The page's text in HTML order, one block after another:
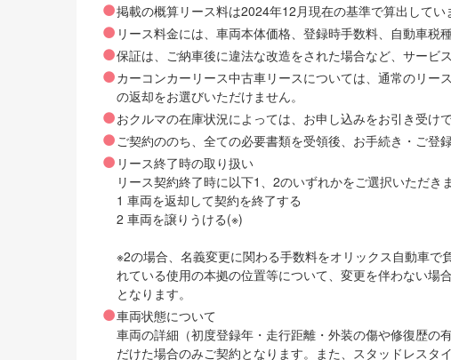
掲載の概算リース料は2024年12月現在の基準で算出して
リース料金には、車両本体価格、登録時手数料、自動車税
保証は、ご納車後に違法な改造をされた場合など、サービ
カーコンカーリース中古車リースについては、通常のリ
の返却をお選びいただけません。
おクルマの在庫状況によっては、お申し込みをお引き受け
ご契約ののち、全ての必要書類を受領後、お手続き・ご登
リース終了時の取り扱い
リース契約終了時に以下1、2のいずれかをご選択いただきま
1 車両を返却して契約を終了する
2 車両を譲りうける(※)
※2の場合、名義変更に関わる手数料をオリックス自動車
れている使用の本拠の位置等について、変更を伴わない場
となります。
車両状態について
車両の詳細（初度登録年・走行距離・外装の傷や修復歴の
だけた場合のみご契約となります。また、スタッドレス